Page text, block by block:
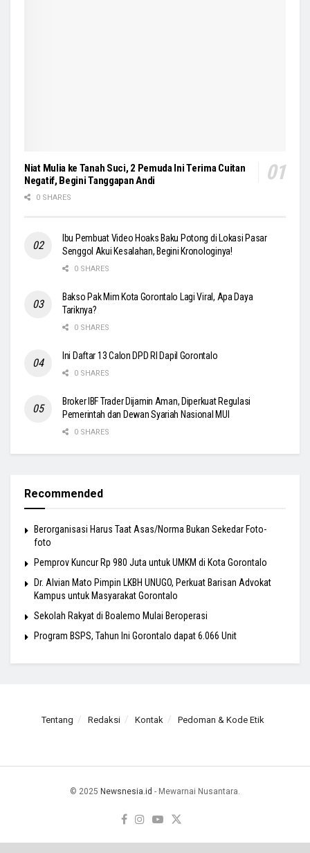
Niat Mulia ke Tanah Suci, 2 Pemuda Ini Terima Cuitan
Negatif, Begini Tanggapan Andi
0 SHARES
Ibu Pembuat Video Hoaks Baku Potong di Lokasi Pasar
Senggol Akui Kesalahan, Begini Kronologinya!
0 SHARES
Bakso Pak Mim Kota Gorontalo Lagi Viral, Apa Daya
Tariknya?
0 SHARES
Ini Daftar 13 Calon DPD RI Dapil Gorontalo
0 SHARES
Broker IBF Trader Dijamin Aman, Diperkuat Regulasi
Pemerintah dan Dewan Syariah Nasional MUI
0 SHARES
Recommended
Berorganisasi Harus Taat Asas/Norma Bukan Sekedar Foto-
foto
Pemprov Kuncur Rp 980 Juta untuk UMKM di Kota Gorontalo
Dr. Alvian Mato Pimpin LKBH UNUGO, Perkuat Barisan Advokat
Kampus untuk Masyarakat Gorontalo
Sekolah Rakyat di Boalemo Mulai Beroperasi
Program BSPS, Tahun Ini Gorontalo dapat 6.066 Unit
Tentang Redaksi Kontak Pedoman & Kode Etik
© 2025 Newsnesia.id - Mewarnai Nusantara.